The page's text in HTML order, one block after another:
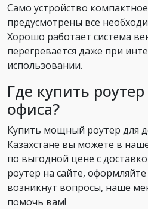
Само устройство
предусмотрены все
Хорошо работает система
перегревается даже при
использовании.
Где купить
офиса?
Купить мощный роутер для
Казахстане вы можете в
по выгодной цене с
роутер на сайте, оформляйте
возникнут вопросы, наше
помочь вам!